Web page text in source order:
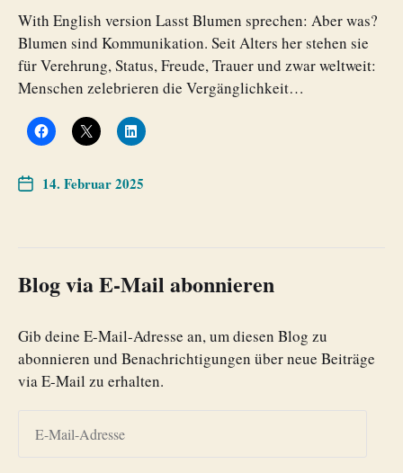
With English version Lasst Blumen sprechen: Aber was?
Blumen sind Kommunikation. Seit Alters her stehen sie
für Verehrung, Status, Freude, Trauer und zwar weltweit:
Menschen zelebrieren die Vergänglichkeit…
14. Februar 2025
Blog via E-Mail abonnieren
Gib deine E-Mail-Adresse an, um diesen Blog zu
abonnieren und Benachrichtigungen über neue Beiträge
via E-Mail zu erhalten.